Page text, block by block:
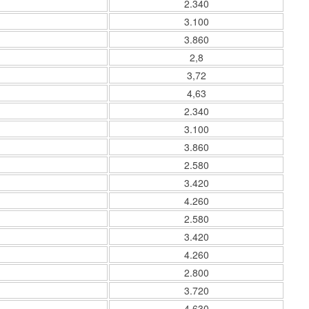
2.340
3.100
3.860
2,8
3,72
4,63
2.340
3.100
3.860
2.580
3.420
4.260
2.580
3.420
4.260
2.800
3.720